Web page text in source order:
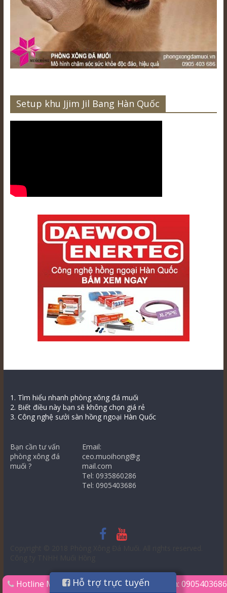
Setup khu Jjim Jil Bang Hàn Quốc
1. Tìm hiểu nhanh phòng xông đá muối
2. Biết điều này bạn sẽ không chọn giá rẻ
3. Công nghệ sưởi sàn hồng ngoại Hàn Quốc
Bạn cần tư vấn
phòng xông đá
muối ?
Email:
ceo.muoihong@g
mail.com
Tel: 0935860286
Tel: 0905403686
Hotline Mr.Thùy: 0935860286 Ms.Liên: 0905403686
Hỗ trợ trực tuyến